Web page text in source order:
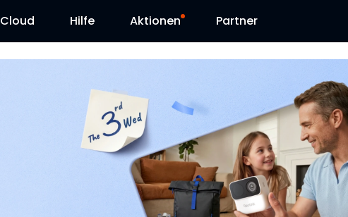
Cloud Hilfe
Supportanfrage
Herunterladen
Blog
Aktionen
Sonderangebot
Reolink Day
Partner